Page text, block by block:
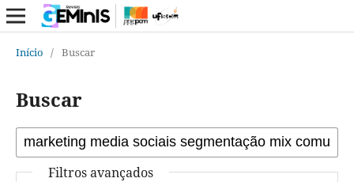
Início / Buscar
Buscar
Filtros avançados